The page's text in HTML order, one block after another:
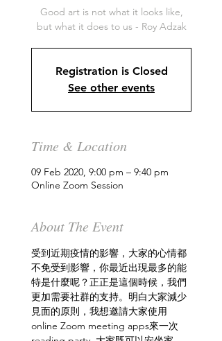
Good art is not what it looks like,
but what it does to us - Roy Adzak
Registration is Closed
See other events
Time & Location
09 Feb 2020, 9:00 pm – 9:40 pm
Online Zoom Session
About The Event
受到近期疫情的影響，大家的心情都
不免受到影響，你最近出現最多的能
特是什麼呢？正正是這個時候，我們
更加需要社群的支持。明白大家減少
見面的原則，我想邀請大家使用
online Zoom meeting apps來一次